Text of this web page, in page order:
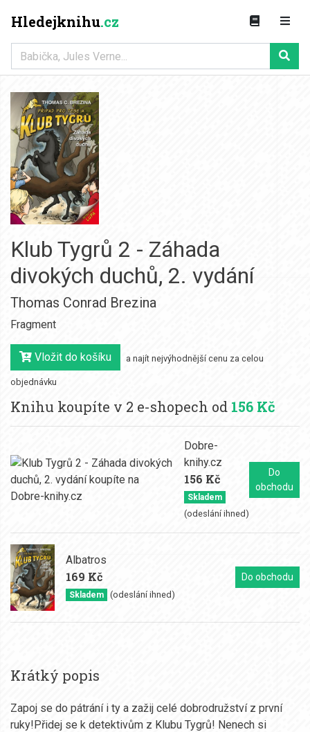
Hledejknihu.cz
Klub Tygrů 2 - Záhada
divokých duchů, 2. vydání
Thomas Conrad Brezina
Fragment
Vložit do košíku a najít nejvýhodnější cenu za celou
objednávku
Knihu koupíte v 2 e-shopech od 156 Kč
Dobre-
knihy.cz
156 Kč
Skladem
(odeslání ihned)
Do
obchodu
Albatros
169 Kč
Skladem (odeslání ihned)
Do obchodu
Krátký popis
Zapoj se do pátrání i ty a zažij celé dobrodružství z první
ruky!Přidej se k detektivům z Klubu Tygrů! Nenech si